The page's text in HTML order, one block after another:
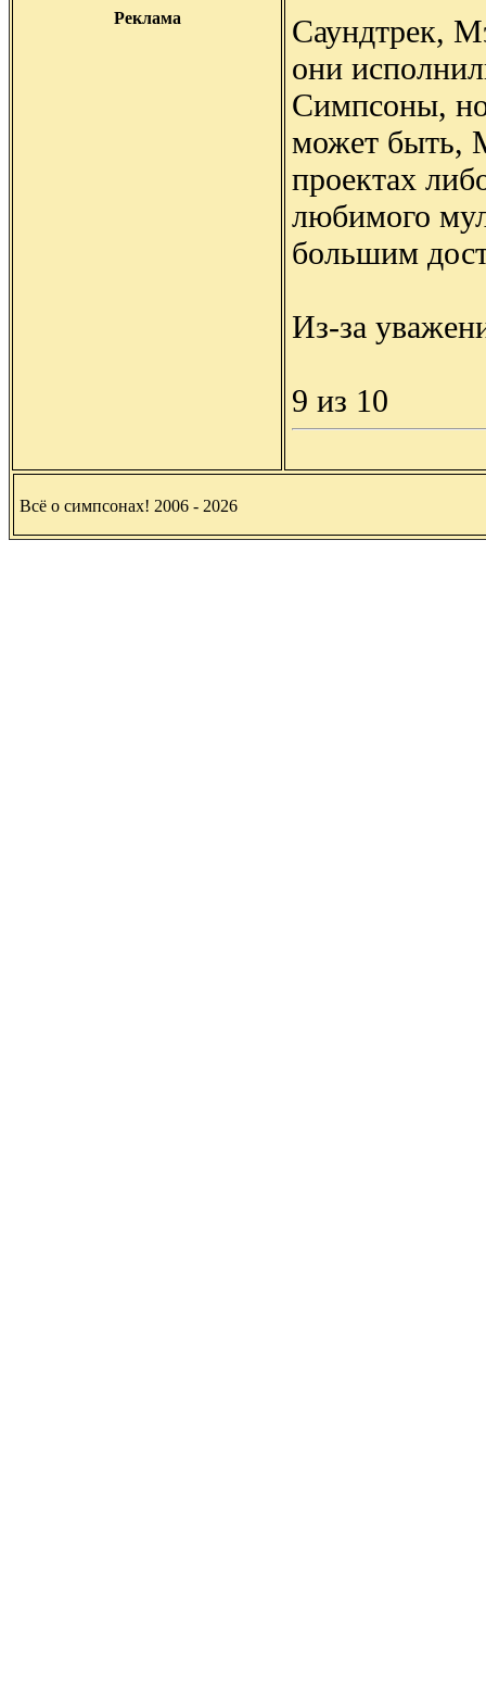
Реклама
Саундтрек,
они
Симпсоны,
может быть,
проектах
любимого
большим
Из-за
9 из 10
Всё о симпсонах! 2006 - 2026